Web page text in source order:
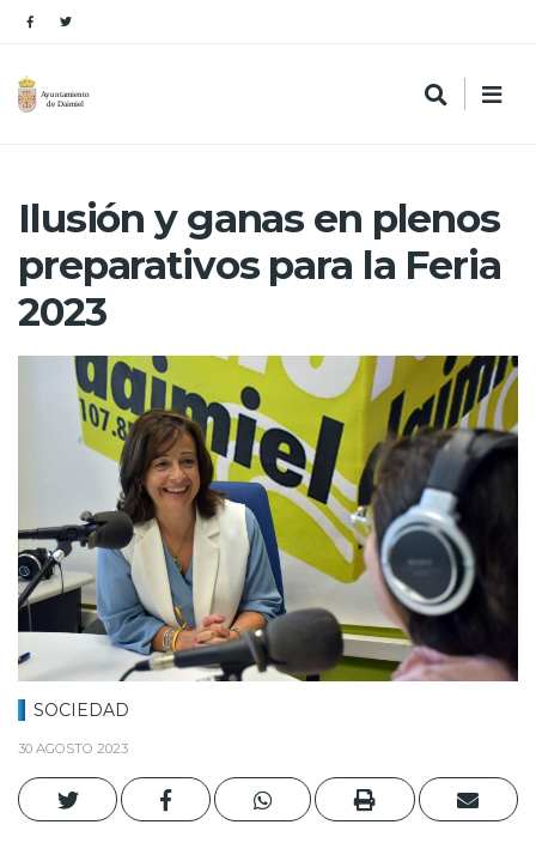
Ilusión y ganas en plenos
preparativos para la Feria
2023
SOCIEDAD
30 AGOSTO 2023